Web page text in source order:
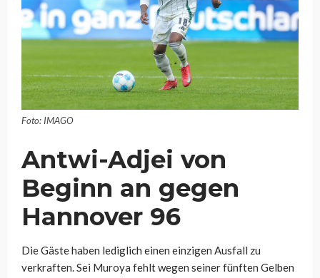
Foto: IMAGO
Antwi-Adjei von
Beginn an gegen
Hannover 96
Die Gäste haben lediglich einen einzigen Ausfall zu
verkraften. Sei Muroya fehlt wegen seiner fünften Gelben